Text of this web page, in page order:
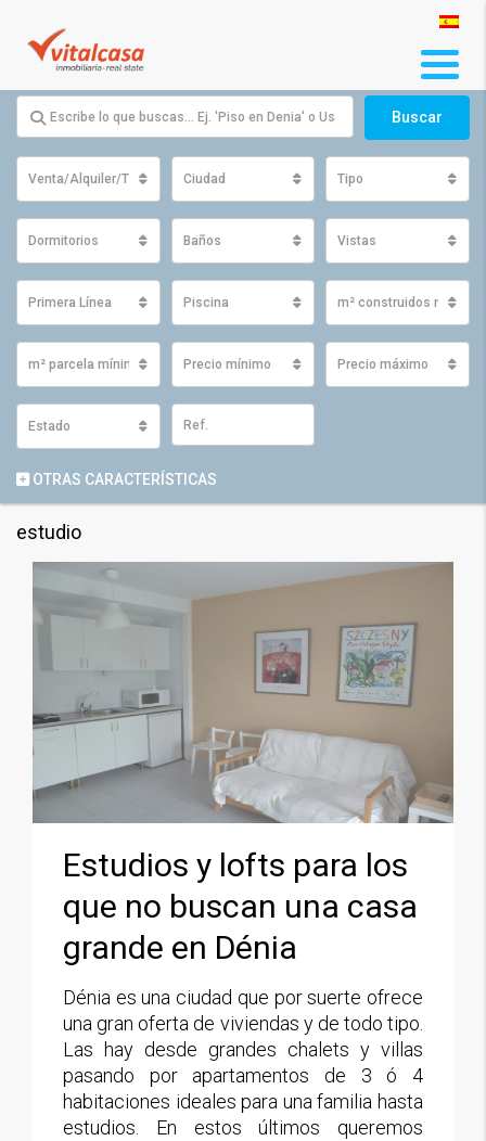
Buscar
Venta/Alquiler/Traspaso Ciudad Tipo
Dormitorios Baños Vistas
Primera Línea Piscina m² construidos
m² parcela mínimos Precio mínimo Precio máximo
Estado
OTRAS CARACTERÍSTICAS
estudio
Estudios y lofts para los
que no buscan una casa
grande en Dénia
Dénia es una ciudad que por suerte ofrece
una gran oferta de viviendas y de todo tipo.
Las hay desde grandes chalets y villas
pasando por apartamentos de 3 ó 4
habitaciones ideales para una familia hasta
estudios. En estos últimos queremos